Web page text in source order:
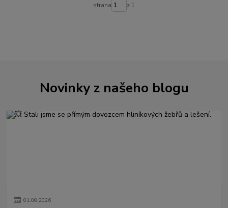
strana z 1
Novinky z našeho blogu
01.08.2026